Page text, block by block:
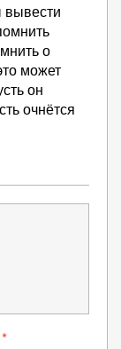
вывести
о
может
он
очнётся
*